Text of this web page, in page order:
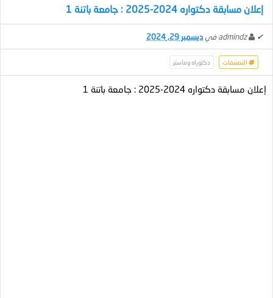
إعلان مسابقة دكتواره 2024-2025 : جامعة باتنة 1
✔
admindz في ديسمبر 29, 2024
التصنيفات دكتوراه وماستر
إعلان مسابقة دكتواره 2024-2025 : جامعة باتنة 1